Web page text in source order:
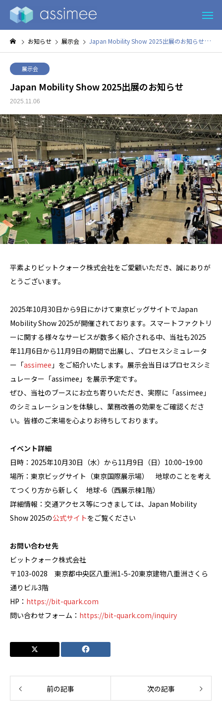
お知らせ 展示会 Japan Mobility Show 2025出展のお知らせ
展示会
Japan Mobility Show 2025出展のお知らせ
2025.11.06
平素よりビットクォーク株式会社をご愛顧いただき、誠にありが
とうございます。
2025年10月30日から9日にかけて東京ビッグサイトでJapan
Mobility Show 2025が開催されております。スマートファクトリ
ーに関する様々なサービスが数多く紹介される中、当社も2025
年11月6日から11月9日の期間で出展し、プロセスシミュレータ
ー「assimee 」をご紹介いたします。展示会当日はプロセスシミ
ュレーター「assimee」を展示予定です。
ぜひ、当社のブースにお立ち寄りいただき、実際に「assimee」
のシミュレーションを体験し、業務改善の効果をご確認くださ
い。皆様のご来場を心よりお待ちしております。
イベント詳細
日時：2025年10月30日（水）から11月9日（日）10:00ｰ19:00
場所：東京ビッグサイト（東京国際展示場） 地球のことを考え
てつくり方から新しく 地球-6（西展示棟1階）
詳細情報：交通アクセス等につきましては、Japan Mobility
Show 2025の公式サイトをご覧ください
お問い合わせ先
ビットクォーク株式会社
〒103-0028 東京都中央区八重洲1-5-20東京建物八重洲さくら
通りビル3階
HP： https://bit-quark.com
問い合わせフォーム： https://bit-quark.com/inquiry
前の記事 次の記事